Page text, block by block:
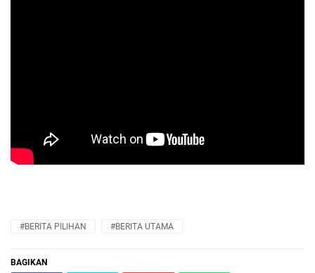
#BERITA PILIHAN #BERITA UTAMA
BAGIKAN